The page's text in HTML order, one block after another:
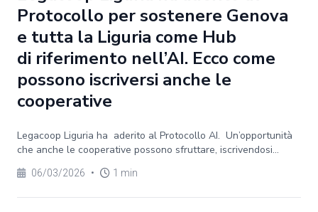
Protocollo per sostenere Genova
e tutta la Liguria come Hub
di riferimento nell’AI. Ecco come
possono iscriversi anche le
cooperative
Legacoop Liguria ha aderito al Protocollo AI. Un’opportunità
che anche le cooperative possono sfruttare, iscrivendosi...
06/03/2026 • 1 min